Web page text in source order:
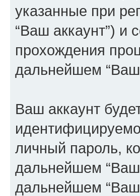
указанные при
“Ваш аккаунт”) и
прохождения
дальнейшем
Ваш аккаунт
личный пароль,
дальнейшем “Ваш
дальнейшем